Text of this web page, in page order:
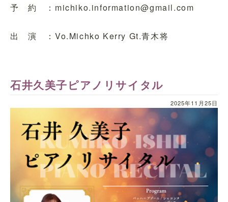
予 約 ：michiko.information@gmail.com
出 演 ：Vo.Michko Kerry Gt.青木将
石井久美子ピアノリサイタル
2025年11月25日